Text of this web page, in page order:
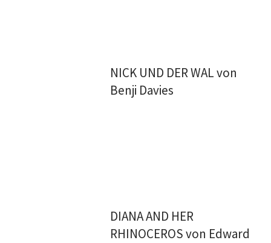
NICK UND DER WAL von
Benji Davies
DIANA AND HER
RHINOCEROS von Edward